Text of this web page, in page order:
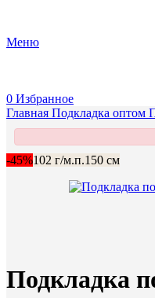
Меню
0 Избранное
Главная Подкладка оптом
-45%102 г/м.п.150 см
Подкладка